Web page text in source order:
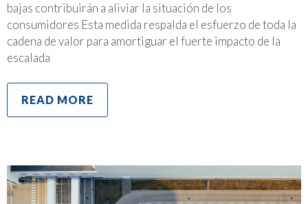
bajas contribuirán a aliviar la situación de los
consumidores Esta medida respalda el esfuerzo de toda la
cadena de valor para amortiguar el fuerte impacto de la
escalada
READ MORE